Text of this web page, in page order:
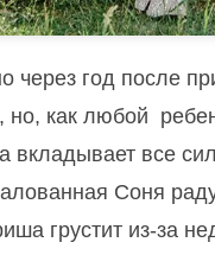
через год после
но, как любой
вкладывает все
Соня
грустит из-за